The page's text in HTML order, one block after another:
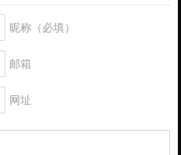
昵称（必填）
邮箱
网址